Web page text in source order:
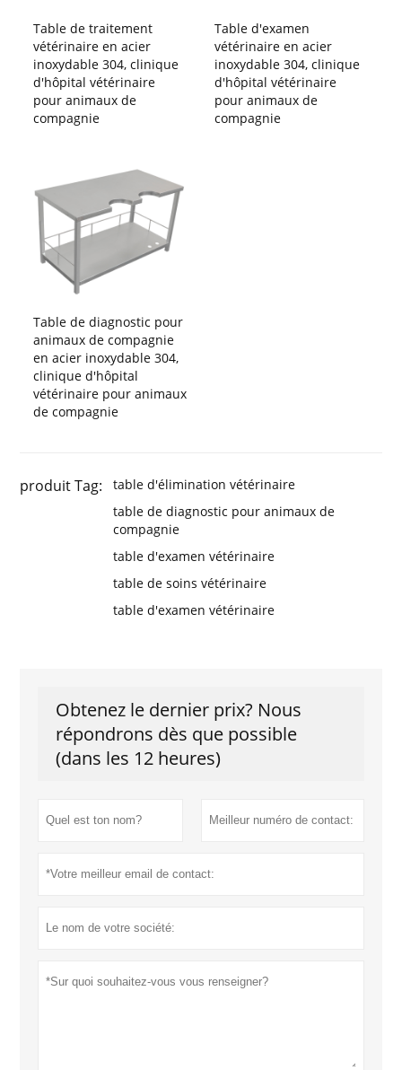
Table de traitement
vétérinaire en acier
inoxydable 304, clinique
d'hôpital vétérinaire
pour animaux de
compagnie
Table d'examen
vétérinaire en acier
inoxydable 304, clinique
d'hôpital vétérinaire
pour animaux de
compagnie
Table de diagnostic pour
animaux de compagnie
en acier inoxydable 304,
clinique d'hôpital
vétérinaire pour animaux
de compagnie
produit Tag:
table d'élimination vétérinaire
table de diagnostic pour animaux de
compagnie
table d'examen vétérinaire
table de soins vétérinaire
table d'examen vétérinaire
Obtenez le dernier prix? Nous
répondrons dès que possible
(dans les 12 heures)